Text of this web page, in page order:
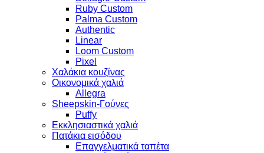
Ruby Custom
Palma Custom
Authentic
Linear
Loom Custom
Pixel
Χαλάκια κουζίνας
Οικονομικά χαλιά
Allegra
Sheepskin-Γούνες
Puffy
Εκκλησιαστικά χαλιά
Πατάκια εισόδου
Επαγγελματικά ταπέτα